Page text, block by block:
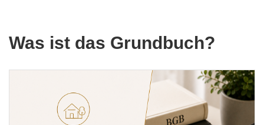
Was ist das Grundbuch?